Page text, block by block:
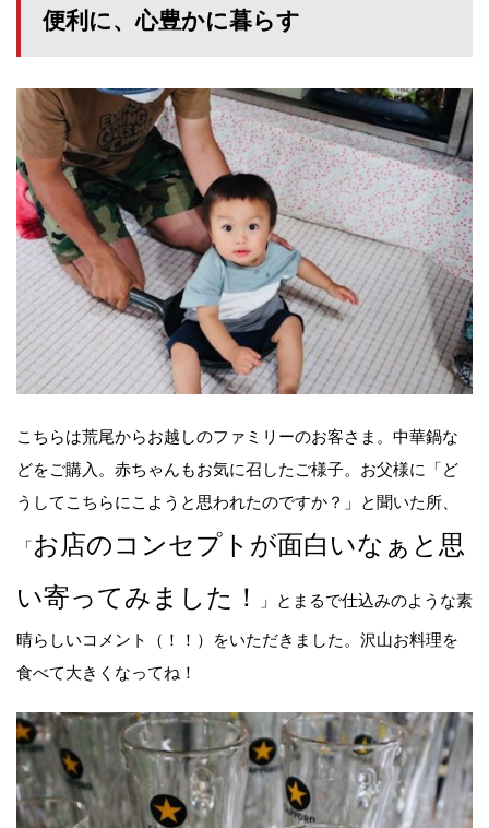
便利に、心豊かに暮らす
こちらは荒尾からお越しのファミリーのお客さま。中華鍋な
どをご購入。赤ちゃんもお気に召したご様子。お父様に「ど
うしてこちらにこようと思われたのですか？」と聞いた所、
「お店のコンセプトが面白いなぁと思
い寄ってみました！
」とまるで仕込みのような素
晴らしいコメント（！！）をいただきました。沢山お料理を
食べて大きくなってね！